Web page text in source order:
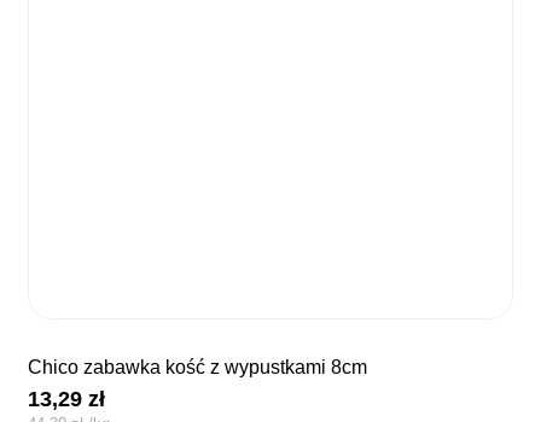
chico zabawka kość z wypustkami 8cm
13,29zł